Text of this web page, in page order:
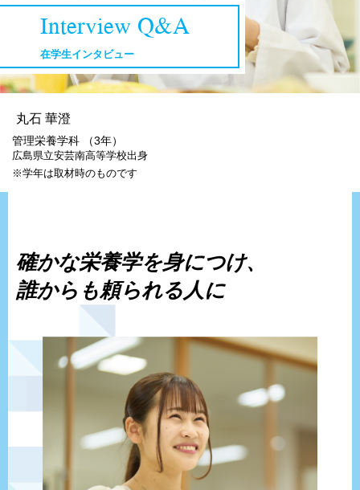
Interview Q&A
在学生インタビュー
丸石 華澄
管理栄養学科 （3年）
広島県立安芸南高等学校出身
※学年は取材時のものです
確かな栄養学を身につけ、
誰からも頼られる人に